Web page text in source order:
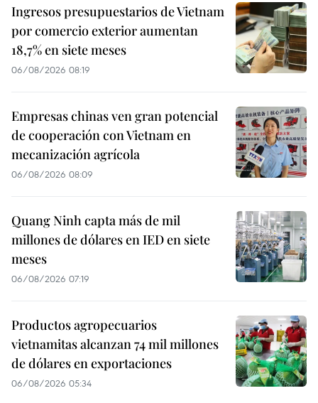
Ingresos presupuestarios de Vietnam
por comercio exterior aumentan
18,7% en siete meses
06/08/2026 08:19
Empresas chinas ven gran potencial
de cooperación con Vietnam en
mecanización agrícola
06/08/2026 08:09
Quang Ninh capta más de mil
millones de dólares en IED en siete
meses
06/08/2026 07:19
Productos agropecuarios
vietnamitas alcanzan 74 mil millones
de dólares en exportaciones
06/08/2026 05:34